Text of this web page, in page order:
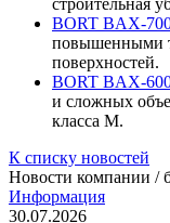
BORT BAX-
повышенными
поверхностей.
BORT BAX-
и сложных
класса М.
К списку новостей
Новости компании /
Информация
30.07.2026